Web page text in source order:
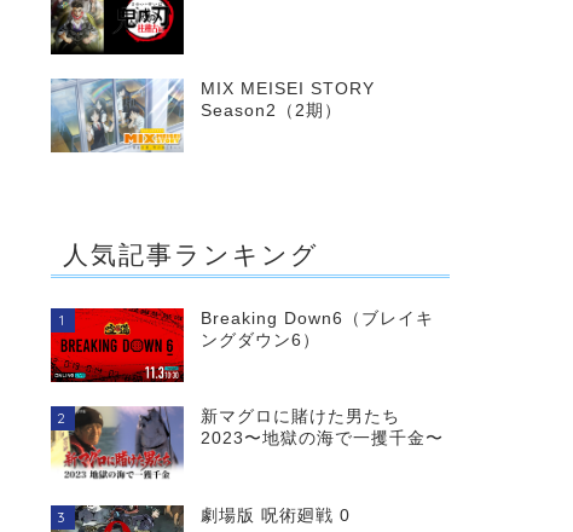
MIX MEISEI STORY
Season2（2期）
人気記事ランキング
1
Breaking Down6（ブレイキ
ングダウン6）
2
新マグロに賭けた男たち
2023〜地獄の海で一攫千金〜
3 劇場版 呪術廻戦 0